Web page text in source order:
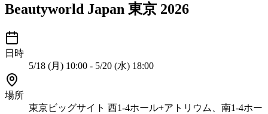
Beautyworld Japan 東京 2026
日時
5/18 (月) 10:00 - 5/20 (水) 18:00
場所
東京ビッグサイト 西1-4ホール+アトリウム、南1-4ホー